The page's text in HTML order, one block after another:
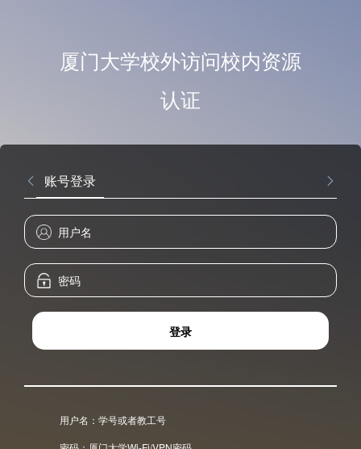
厦门大学校外访问校内资源
认证
账号登录
登录
用户名：学号或者教工号